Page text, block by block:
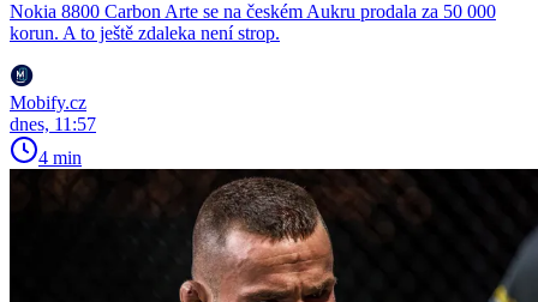
Nokia 8800 Carbon Arte se na českém Aukru prodala za 50 000
korun. A to ještě zdaleka není strop.
Mobify.cz
dnes, 11:57
4 min